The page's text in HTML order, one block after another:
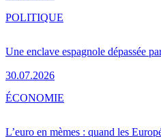
Une enclave espagnole dépassée
30.07.2026
POLITIQUE
L’euro en mèmes : quand les
ÉCONOMIE